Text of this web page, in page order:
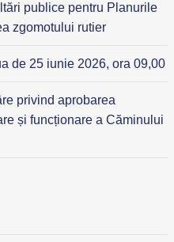
publice pentru Planurile
zgomotului rutier
de 25 iunie 2026, ora 09,00
privind aprobarea
și funcționare a Căminului